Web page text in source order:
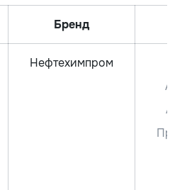
Бренд
Нефтехимпром
Аи-
Аи-